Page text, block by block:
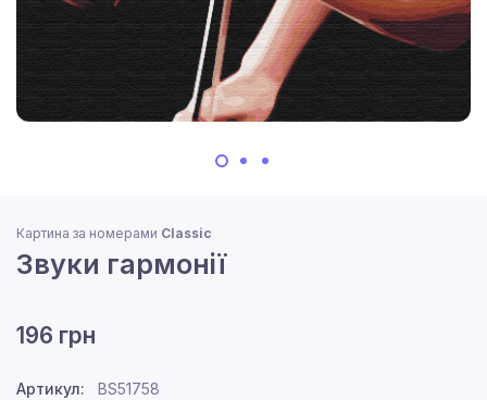
Картина за номерами Classic
Звуки гармонії
196 грн
Артикул:
BS51758